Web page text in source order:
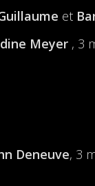
et
Meyer , 3
Deneuve, 3